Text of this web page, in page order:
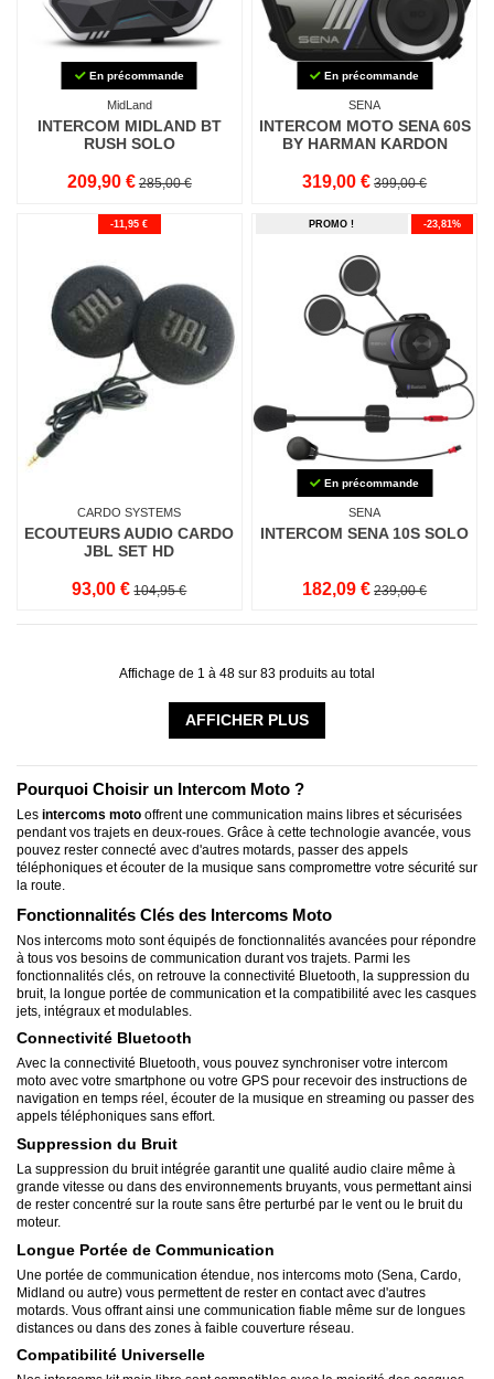
En précommande
MidLand
INTERCOM MIDLAND BT
RUSH SOLO
209,90 € 285,00 €
En précommande
SENA
INTERCOM MOTO SENA 60S
BY HARMAN KARDON
319,00 € 399,00 €
-11,95 €
CARDO SYSTEMS
ECOUTEURS AUDIO CARDO
JBL SET HD
93,00 € 104,95 €
PROMO ! -23,81%
En précommande
SENA
INTERCOM SENA 10S SOLO
182,09 € 239,00 €
Affichage de 1 à 48 sur 83 produits au total
AFFICHER PLUS
Pourquoi Choisir un Intercom Moto ?
Les intercoms moto offrent une communication mains libres et sécurisées
pendant vos trajets en deux-roues. Grâce à cette technologie avancée, vous
pouvez rester connecté avec d'autres motards, passer des appels
téléphoniques et écouter de la musique sans compromettre votre sécurité sur
la route.
Fonctionnalités Clés des Intercoms Moto
Nos intercoms moto sont équipés de fonctionnalités avancées pour répondre
à tous vos besoins de communication durant vos trajets. Parmi les
fonctionnalités clés, on retrouve la connectivité Bluetooth, la suppression du
bruit, la longue portée de communication et la compatibilité avec les casques
jets, intégraux et modulables.
Connectivité Bluetooth
Avec la connectivité Bluetooth, vous pouvez synchroniser votre intercom
moto avec votre smartphone ou votre GPS pour recevoir des instructions de
navigation en temps réel, écouter de la musique en streaming ou passer des
appels téléphoniques sans effort.
Suppression du Bruit
La suppression du bruit intégrée garantit une qualité audio claire même à
grande vitesse ou dans des environnements bruyants, vous permettant ainsi
de rester concentré sur la route sans être perturbé par le vent ou le bruit du
moteur.
Longue Portée de Communication
Une portée de communication étendue, nos intercoms moto (Sena, Cardo,
Midland ou autre) vous permettent de rester en contact avec d'autres
motards. Vous offrant ainsi une communication fiable même sur de longues
distances ou dans des zones à faible couverture réseau.
Compatibilité Universelle